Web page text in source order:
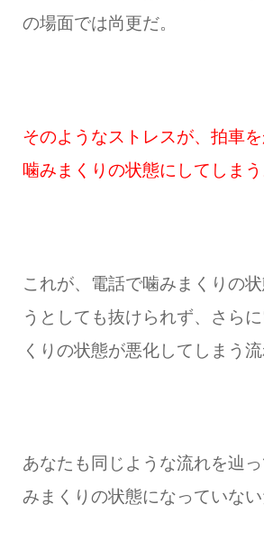
の場面では尚更だ。
そのようなストレスが、拍車
噛みまくりの状態にしてしまう
これが、電話で噛みまくりの
うとしても抜けられず、さら
くりの状態が悪化してしまう流
あなたも同じような流れを辿
みまくりの状態になっていない